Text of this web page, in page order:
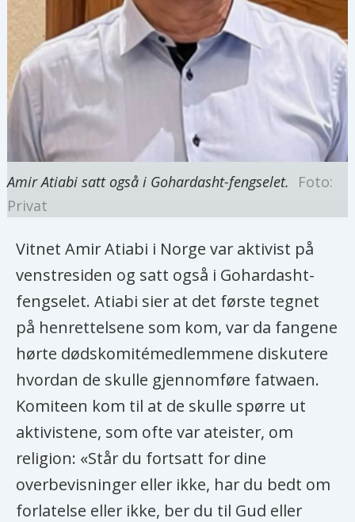
Amir Atiabi satt også i Gohardasht-fengselet.
Foto:
Privat
Vitnet Amir Atiabi i Norge var aktivist på
venstresiden og satt også i Gohardasht-
fengselet. Atiabi sier at det første tegnet
på henrettelsene som kom, var da fangene
hørte dødskomitémedlemmene diskutere
hvordan de skulle gjennomføre fatwaen.
Komiteen kom til at de skulle spørre ut
aktivistene, som ofte var ateister, om
religion: «Står du fortsatt for dine
overbevisninger eller ikke, har du bedt om
forlatelse eller ikke, ber du til Gud eller